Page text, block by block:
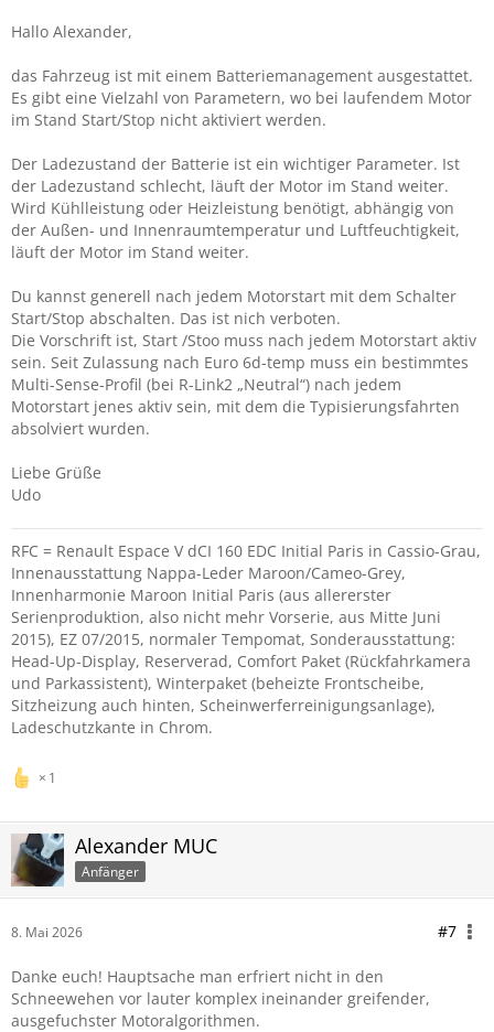
Hallo Alexander,
das Fahrzeug ist mit einem Batteriemanagement ausgestattet.
Es gibt eine Vielzahl von Parametern, wo bei laufendem Motor
im Stand Start/Stop nicht aktiviert werden.
Der Ladezustand der Batterie ist ein wichtiger Parameter. Ist
der Ladezustand schlecht, läuft der Motor im Stand weiter.
Wird Kühlleistung oder Heizleistung benötigt, abhängig von
der Außen- und Innenraumtemperatur und Luftfeuchtigkeit,
läuft der Motor im Stand weiter.
Du kannst generell nach jedem Motorstart mit dem Schalter
Start/Stop abschalten. Das ist nich verboten.
Die Vorschrift ist, Start /Stoo muss nach jedem Motorstart aktiv
sein. Seit Zulassung nach Euro 6d-temp muss ein bestimmtes
Multi-Sense-Profil (bei R-Link2 „Neutral“) nach jedem
Motorstart jenes aktiv sein, mit dem die Typisierungsfahrten
absolviert wurden.
Liebe Grüße
Udo
RFC = Renault Espace V dCI 160 EDC Initial Paris in Cassio-Grau,
Innenausstattung Nappa-Leder Maroon/Cameo-Grey,
Innenharmonie Maroon Initial Paris (aus allererster
Serienproduktion, also nicht mehr Vorserie, aus Mitte Juni
2015), EZ 07/2015, normaler Tempomat, Sonderausstattung:
Head-Up-Display, Reserverad, Comfort Paket (Rückfahrkamera
und Parkassistent), Winterpaket (beheizte Frontscheibe,
Sitzheizung auch hinten, Scheinwerferreinigungsanlage),
Ladeschutzkante in Chrom.
1
Alexander MUC
Anfänger
8. Mai 2026 #7
Danke euch! Hauptsache man erfriert nicht in den
Schneewehen vor lauter komplex ineinander greifender,
ausgefuchster Motoralgorithmen.